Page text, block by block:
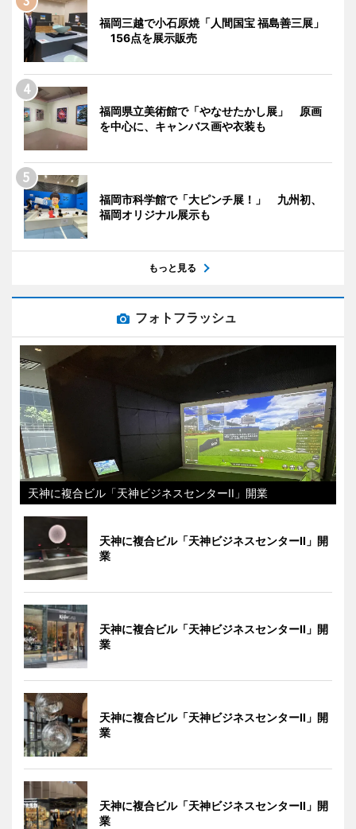
福岡三越で小石原焼「人間国宝 福島善三展」
156点を展示販売
福岡県立美術館で「やなせたかし展」 原画
を中心に、キャンバス画や衣装も
福岡市科学館で「大ピンチ展！」 九州初、
福岡オリジナル展示も
もっと見る
フォトフラッシュ
天神に複合ビル「天神ビジネスセンターII」開業
天神に複合ビル「天神ビジネスセンターII」開
業
天神に複合ビル「天神ビジネスセンターII」開
業
天神に複合ビル「天神ビジネスセンターII」開
業
天神に複合ビル「天神ビジネスセンターII」開
業